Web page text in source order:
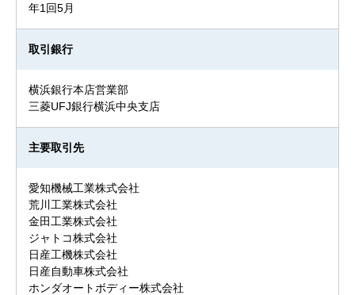
年1回5月
取引銀行
横浜銀行本店営業部
三菱UFJ銀行横浜中央支店
主要取引先
愛知機械工業株式会社
荒川工業株式会社
金田工業株式会社
ジャトコ株式会社
日産工機株式会社
日産自動車株式会社
ホンダオートボディー株式会社